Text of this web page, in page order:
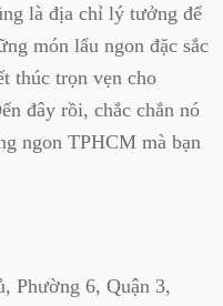
là địa chỉ lý tưởng để
món lẩu ngon đặc sắc
thúc trọn vẹn cho
đây rồi, chắc chắn nó
ngon TPHCM mà bạn
Phường 6, Quận 3,